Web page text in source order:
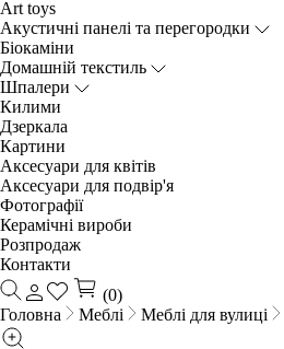
Art toys
Акустичні панелі та перегородки
Біокаміни
Домашній текстиль
Шпалери
Килими
Дзеркала
Картини
Аксесуари для квітів
Аксесуари для подвір'я
Фотографії
Керамічні вироби
Розпродаж
Контакти
(0)
Головна
Меблі Меблі для вулиці